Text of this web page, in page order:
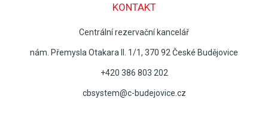
KONTAKT
Centrální rezervační kancelář
nám. Přemysla Otakara II. 1/1, 370 92 České Budějovice
+420 386 803 202
cbsystem@c-budejovice.cz